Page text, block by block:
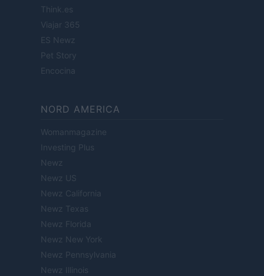
Think.es
Viajar 365
ES Newz
Pet Story
Encocina
NORD AMERICA
Womanmagazine
Investing Plus
Newz
Newz US
Newz California
Newz Texas
Newz Florida
Newz New York
Newz Pennsylvania
Newz Illinois